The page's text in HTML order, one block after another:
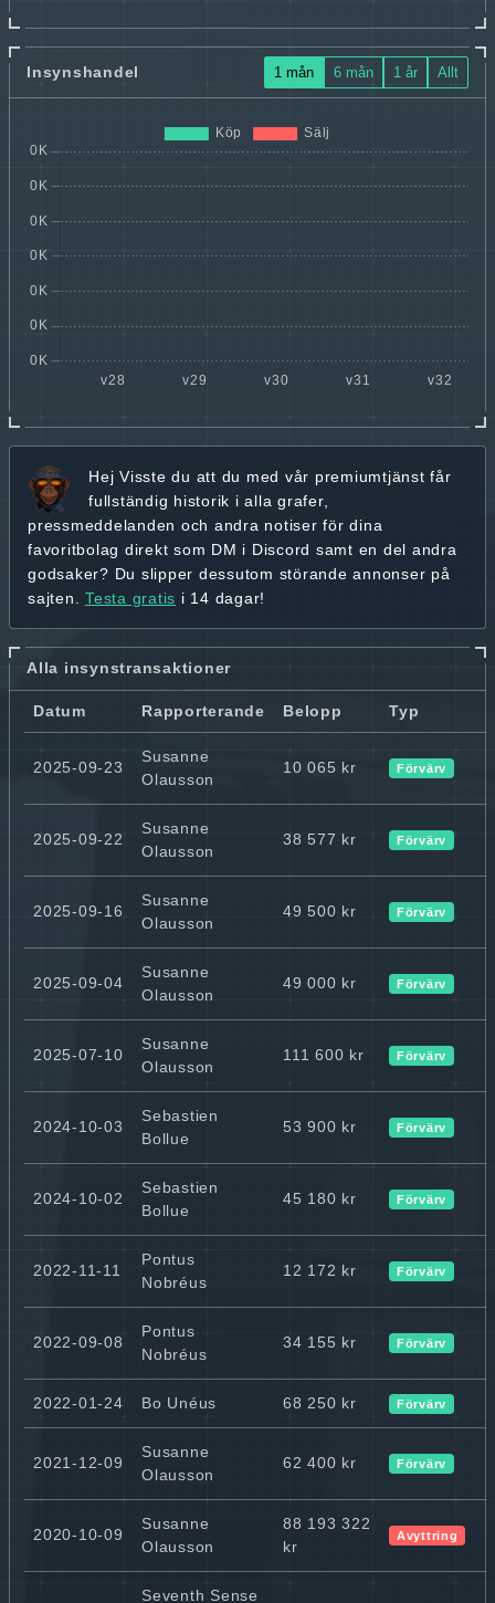
Insynshandel 1 mån 6 mån 1 år Allt
Hej Visste du att du med vår premiumtjänst får
fullständig historik i alla grafer,
pressmeddelanden och andra notiser för dina
favoritbolag direkt som DM i Discord samt en del andra
godsaker? Du slipper dessutom störande annonser på
sajten. Testa gratis i 14 dagar!
Alla insynstransaktioner
Datum Rapporterande Belopp Typ
2025-09-23
Susanne
Olausson
10 065 kr Förvärv
2025-09-22
Susanne
Olausson
38 577 kr Förvärv
2025-09-16
Susanne
Olausson
49 500 kr Förvärv
2025-09-04
Susanne
Olausson
49 000 kr Förvärv
2025-07-10
Susanne
Olausson
111 600 kr Förvärv
2024-10-03
Sebastien
Bollue
53 900 kr Förvärv
2024-10-02
Sebastien
Bollue
45 180 kr Förvärv
2022-11-11
Pontus
Nobréus
12 172 kr Förvärv
2022-09-08
Pontus
Nobréus
34 155 kr Förvärv
2022-01-24 Bo Unéus 68 250 kr Förvärv
2021-12-09
Susanne
Olausson
62 400 kr Förvärv
2020-10-09
Susanne
Olausson
88 193 322
kr
Avyttring
Seventh Sense